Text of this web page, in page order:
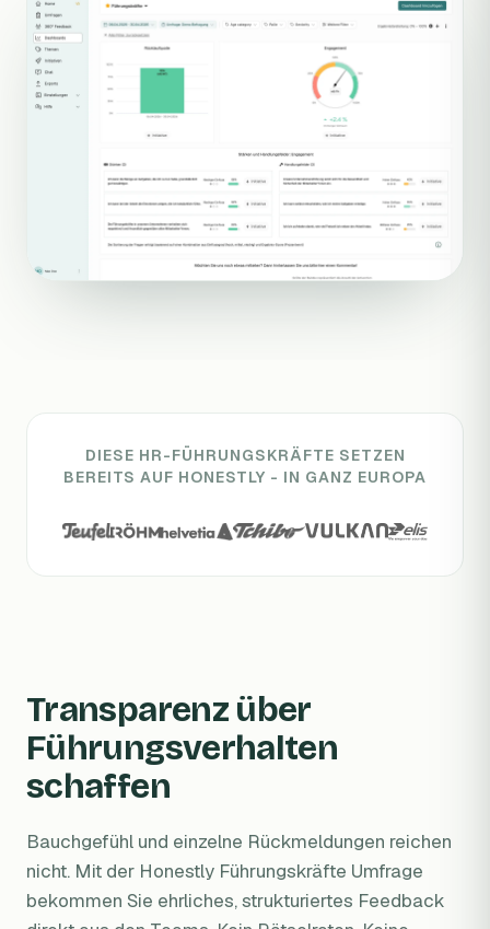
DIESE HR-FÜHRUNGSKRÄFTE SETZEN
BEREITS AUF HONESTLY - IN GANZ EUROPA
Transparenz über
Führungsverhalten
schaffen
Bauchgefühl und einzelne Rückmeldungen reichen
nicht. Mit der Honestly Führungskräfte Umfrage
bekommen Sie ehrliches, strukturiertes Feedback